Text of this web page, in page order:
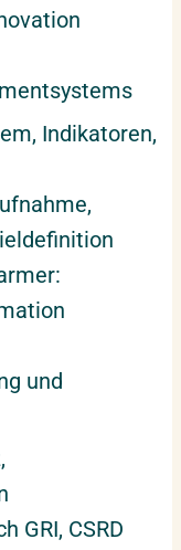
Indikatoren,
und
GRI, CSRD